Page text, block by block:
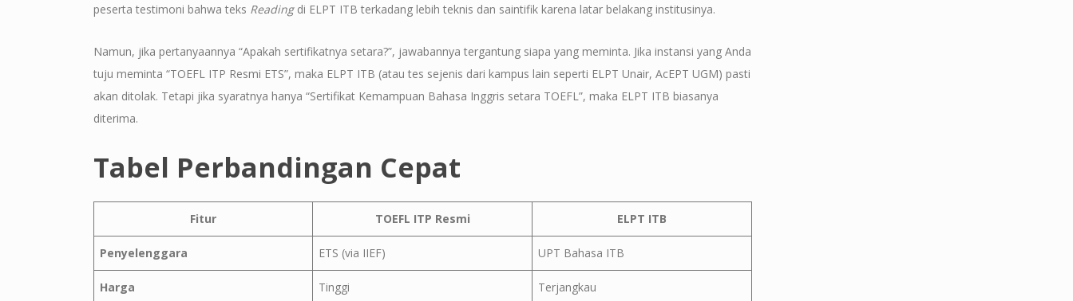
peserta testimoni bahwa teks Readingdi ELPT ITB terkadang lebih teknis dan saintifik karena latar belakang institusinya.
Namun, jika pertanyaannya “Apakah sertifikatnya setara?”, jawabannya tergantung siapa yang meminta. Jika instansi yang Anda
tuju meminta “TOEFL ITP Resmi ETS”, maka ELPT ITB (atau tes sejenis dari kampus lain seperti ELPT Unair, AcEPT UGM) pasti
akan ditolak. Tetapi jika syaratnya hanya “Sertifikat Kemampuan Bahasa Inggris setara TOEFL”, maka ELPT ITB biasanya
diterima.
Tabel Perbandingan Cepat
Fitur TOEFL ITP Resmi ELPT ITB
Penyelenggara ETS (via IIEF) UPT Bahasa ITB
Harga Tinggi Terjangkau